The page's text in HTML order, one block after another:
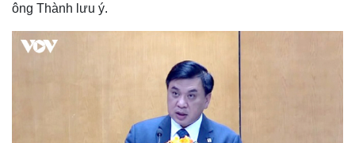
ông Thành lưu ý.